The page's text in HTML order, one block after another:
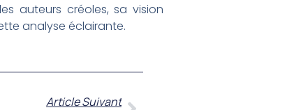
auteurs créoles, sa vision
analyse éclairante.
Article Suivant